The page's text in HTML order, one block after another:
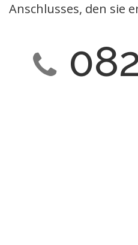
Anschlusses, den sie